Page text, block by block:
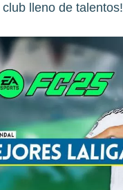
club lleno de talentos!